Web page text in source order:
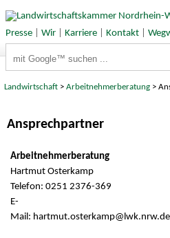
Presse| Wir| Karriere| Kontakt|
Landwirtschaft >Arbeitnehmerberatung >
Ansprechpartner
Arbeitnehmerberatung
Hartmut Osterkamp
Telefon: 0251 2376-369
E-
Mail: hartmut.osterkamp@lwk.nrw.de